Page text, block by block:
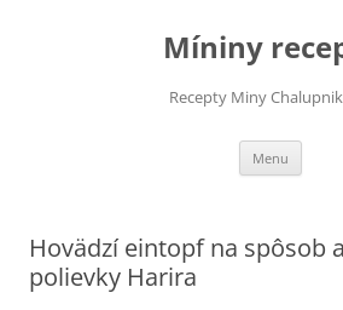
Míniny
Recepty Miny
Menu
Hovädzí eintopf na spôsob
polievky Harira